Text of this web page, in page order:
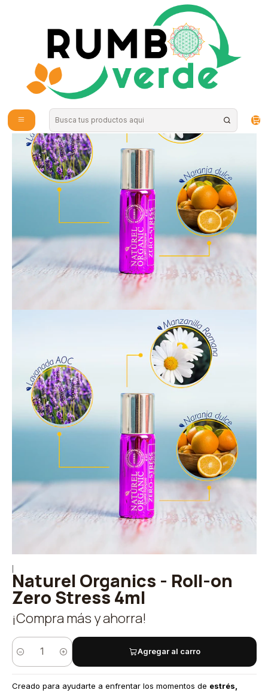
Envío gratis por compras sobre los 59.990 en la provincia de Santiago
Aromaterapia y Bienestar
Naturel Organics - Roll-on Zero Stress 4ml
Naturel Organics - Roll-on
Zero Stress 4ml
¡Compra más y ahorra!
Cantidad
Agregar al carro
Creado para ayudarte a enfrentar los momentos de estrés,